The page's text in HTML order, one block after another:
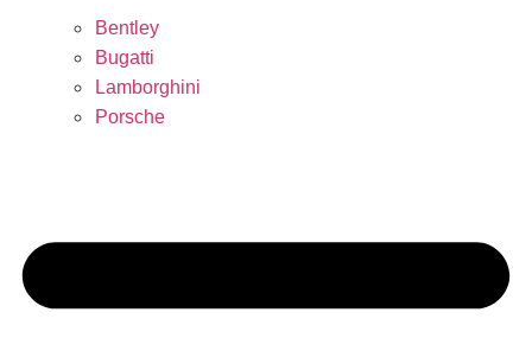
Bentley
Bugatti
Lamborghini
Porsche